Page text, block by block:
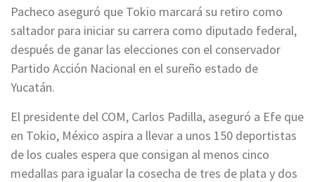
Pacheco aseguró que Tokio marcará su retiro como
saltador para iniciar su carrera como diputado federal,
después de ganar las elecciones con el conservador
Partido Acción Nacional en el sureño estado de
Yucatán.
El presidente del COM, Carlos Padilla, aseguró a Efe que
en Tokio, México aspira a llevar a unos 150 deportistas
de los cuales espera que consigan al menos cinco
medallas para igualar la cosecha de tres de plata y dos